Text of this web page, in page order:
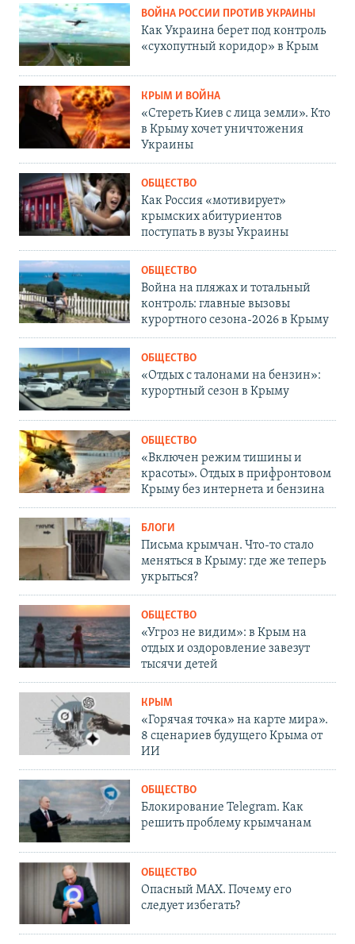
ВОЙНА РОССИИ ПРОТИВ УКРАИНЫ
Как Украина берет под контроль
«сухопутный коридор» в Крым
КРЫМ И ВОЙНА
«Стереть Киев с лица земли». Кто
в Крыму хочет уничтожения
Украины
ОБЩЕСТВО
Как Россия «мотивирует»
крымских абитуриентов
поступать в вузы Украины
ОБЩЕСТВО
Война на пляжах и тотальный
контроль: главные вызовы
курортного сезона-2026 в Крыму
ОБЩЕСТВО
«Отдых с талонами на бензин»:
курортный сезон в Крыму
ОБЩЕСТВО
«Включен режим тишины и
красоты». Отдых в прифронтовом
Крыму без интернета и бензина
БЛОГИ
Письма крымчан. Что-то стало
меняться в Крыму: где же теперь
укрыться?
ОБЩЕСТВО
«Угроз не видим»: в Крым на
отдых и оздоровление завезут
тысячи детей
КРЫМ
«Горячая точка» на карте мира».
8 сценариев будущего Крыма от
ИИ
ОБЩЕСТВО
Блокирование Telegram. Как
решить проблему крымчанам
ОБЩЕСТВО
Опасный MAX. Почему его
следует избегать?